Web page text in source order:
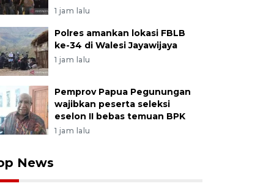
1 jam lalu
Polres amankan lokasi FBLB
ke-34 di Walesi Jayawijaya
1 jam lalu
Pemprov Papua Pegunungan
wajibkan peserta seleksi
eselon II bebas temuan BPK
1 jam lalu
News